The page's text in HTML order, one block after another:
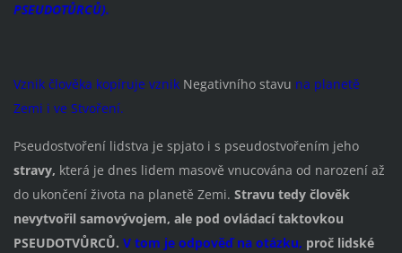
PSEUDOTŮRCŮ).
Vznik člověka kopíruje vznik Negativního stavu na planetě
Zemi i ve Stvoření.
Pseudostvoření lidstva je spjato i s pseudostvořením jeho
stravy, která je dnes lidem masově vnucována od narození až
do ukončení života na planetě Zemi. Stravu tedy člověk
nevytvořil samovývojem, ale pod ovládací taktovkou
PSEUDOTVŮRCŮ. V tom je odpověď na otázku, proč lidské